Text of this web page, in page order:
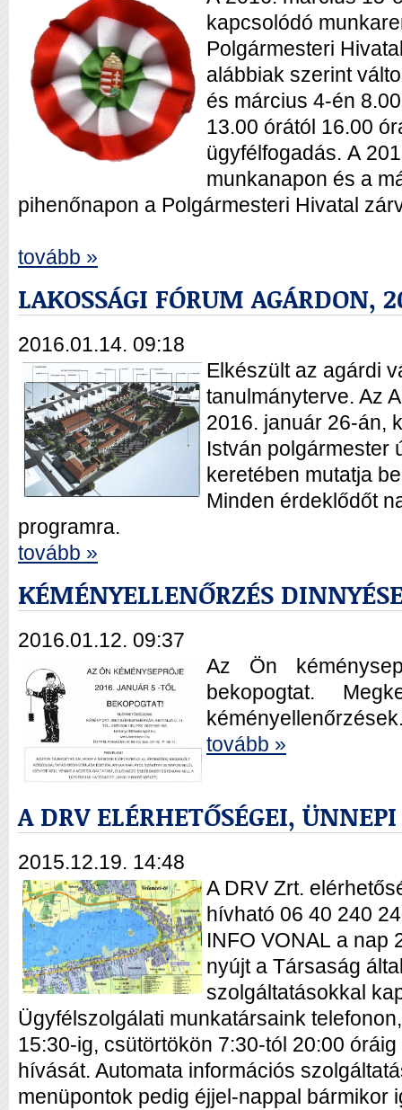
kapcsolódó
Polgármesteri
alábbiak szerint
és március 4-én
13.00 órától 16.00
ügyfélfogadás. A
munkanapon és a
pihenőnapon a Polgármesteri Hivatal
tovább »
LAKOSSÁGI FÓRUM AGÁRDON,
2016.01.14. 09:18
Elkészült az agárdi
tanulmányterve. Az
2016. január 26-án,
István polgármester
keretében mutatja
Minden érdeklődőt
programra.
tovább »
KÉMÉNYELLENŐRZÉS
2016.01.12. 09:37
Az Ön
bekopogtat.
tovább »
A DRV ELÉRHETŐSÉGEI,
2015.12.19. 14:48
A DRV Zrt.
hívható 06 40 240
INFO VONAL a nap
nyújt a Társaság
szolgáltatásokkal
Ügyfélszolgálati munkatársaink
15:30-ig, csütörtökön 7:30-tól 20:00
hívását. Automata információs
menüpontok pedig éjjel-nappal bármikor